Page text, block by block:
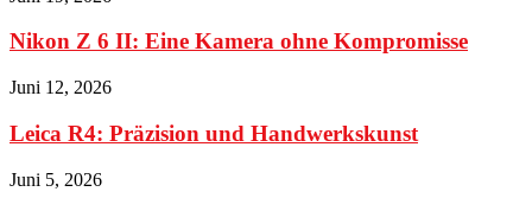
Nikon Z 6 II: Eine Kamera ohne Kompromisse
Juni 12, 2026
Leica R4: Präzision und Handwerkskunst
Juni 5, 2026